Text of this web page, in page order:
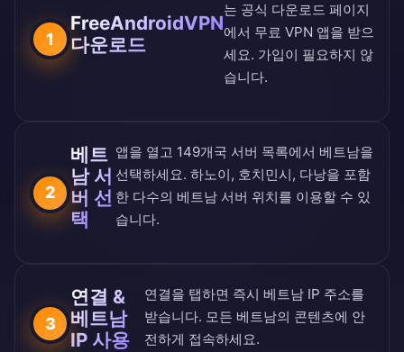
1
FreeAndroidVPN
다운로드
는 공식 다운로드 페이지
에서 무료 VPN 앱을 받으
세요. 가입이 필요하지 않
습니다.
2
베트
남 서
버 선
택
앱을 열고 149개국 서버 목록에서 베트남을
선택하세요. 하노이, 호치민시, 다낭을 포함
한 다수의 베트남 서버 위치를 이용할 수 있
습니다.
3
연결 &
베트남
IP 사용
연결을 탭하면 즉시 베트남 IP 주소를
받습니다. 모든 베트남의 콘텐츠에 안
전하게 접속하세요.